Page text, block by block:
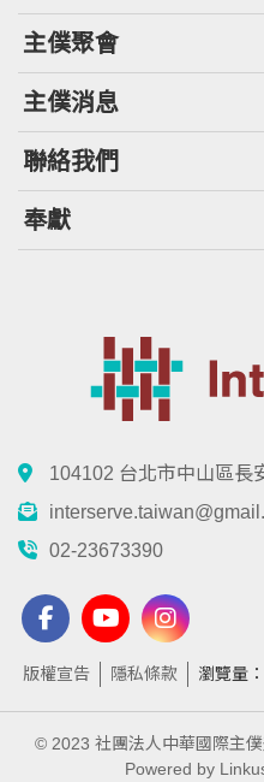
主僕聚會
主僕消息
聯絡我們
奉獻
104102 台北市中山區長
02-23673390
版權宣告 隱私條款 瀏覽量
© 2023 社團法人中華國際主
Powered by